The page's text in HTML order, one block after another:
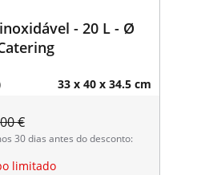
- 20 L - Ø
33 x 40 x 34.5 cm
€
30 dias antes do desconto:
limitado